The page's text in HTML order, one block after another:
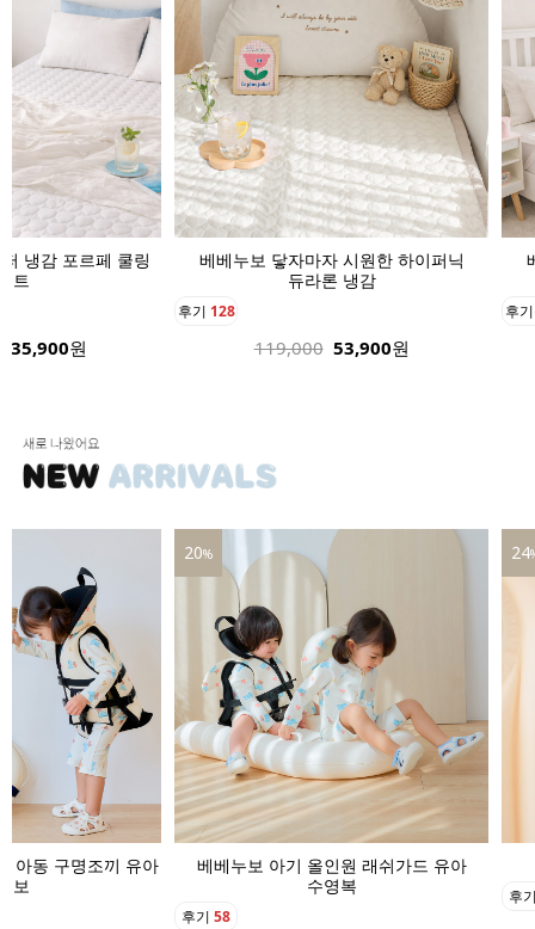
냉감 포르페 쿨링
트
135,900원
베베누보 닿자마자 시원한 하이퍼닉
듀라론 냉감
후기 128
119,000 53,900원
후
아동 구명조끼 유아
보
20%
베베누보 아기 올인원 래쉬가드 유아
수영복
후기 58
24
후